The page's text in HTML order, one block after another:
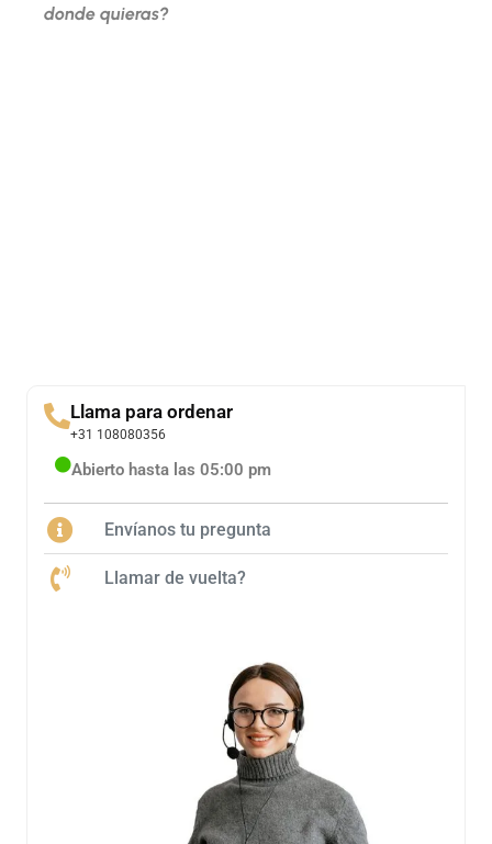
donde quieras?
Llama para ordenar
+31 108080356
Abierto hasta las 05:00 pm
Envíanos tu pregunta
Llamar de vuelta?